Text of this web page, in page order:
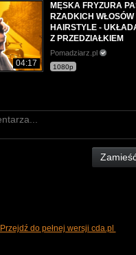
04:17
MĘSKA FRYZURA
RZADKICH
HAIRSTYLE -
Z PRZEDZIAŁKIEM
Pomadziarz.pl
1080p
Przejdź do pełnej wersji cda.pl